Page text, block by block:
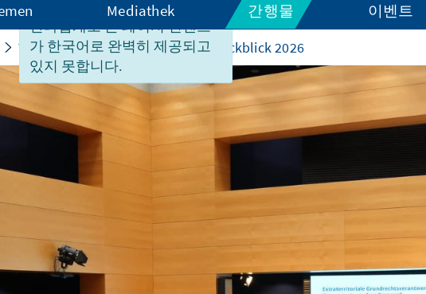
안타깝게도 본 페이지 컨텐츠
가 한국어로 완벽히 제공되고
있지 못합니다.
Mediathek 간행물 이벤트
행사자료 Der Berliner Jahresrückblick 2026